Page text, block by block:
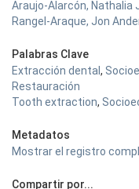
Araujo-Alarcón, Nathalia
Rangel-Araque, Jon
Palabras Clave
Extracción dental ,
Restauración
Tooth extraction,
Metadatos
Mostrar el registro
Compartir por...